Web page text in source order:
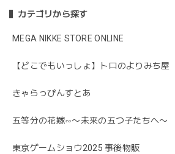
カテゴリから探す
MEGA NIKKE STORE ONLINE
【どこでもいっしょ】トロのよりみち屋
きゃらっぴんすとあ
五等分の花嫁∽〜未来の五つ子たちへ〜
東京ゲームショウ2025 事後物販